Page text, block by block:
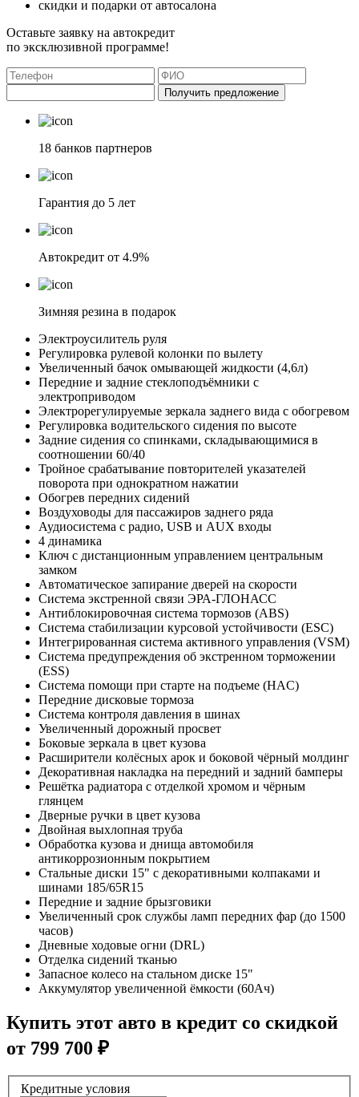
скидки и подарки от автосалона
Оставьте заявку на автокредит
по эксклюзивной программе!
Получить предложение
18 банков партнеров
Гарантия до 5 лет
Автокредит от 4.9%
Зимняя резина в подарок
Электроусилитель руля
Регулировка рулевой колонки по вылету
Увеличенный бачок омывающей жидкости (4,6л)
Передние и задние стеклоподъёмники с
электроприводом
Электрорегулируемые зеркала заднего вида с обогревом
Регулировка водительского сидения по высоте
Задние сидения со спинками, складывающимися в
соотношении 60/40
Тройное срабатывание повторителей указателей
поворота при однократном нажатии
Обогрев передних сидений
Воздуховоды для пассажиров заднего ряда
Аудиосистема с радио, USB и AUX входы
4 динамика
Ключ с дистанционным управлением центральным
замком
Автоматическое запирание дверей на скорости
Система экстренной связи ЭРА-ГЛОНАСС
Антиблокировочная система тормозов (ABS)
Система стабилизации курсовой устойчивости (ESC)
Интегрированная система активного управления (VSM)
Система предупреждения об экстренном торможении
(ESS)
Система помощи при старте на подъеме (HAC)
Передние дисковые тормоза
Система контроля давления в шинах
Увеличенный дорожный просвет
Боковые зеркала в цвет кузова
Расширители колёсных арок и боковой чёрный молдинг
Декоративная накладка на передний и задний бамперы
Решётка радиатора с отделкой хромом и чёрным
глянцем
Дверные ручки в цвет кузова
Двойная выхлопная труба
Обработка кузова и днища автомобиля
антикоррозионным покрытием
Стальные диски 15" с декоративными колпаками и
шинами 185/65R15
Передние и задние брызговики
Увеличенный срок службы ламп передних фар (до 1500
часов)
Дневные ходовые огни (DRL)
Отделка сидений тканью
Запасное колесо на стальном диске 15"
Аккумулятор увеличенной ёмкости (60Ач)
Купить этот авто в кредит со скидкой
от 799 700 ₽
Кредитные условия